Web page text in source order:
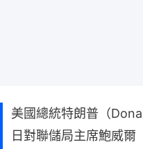
美國總統特朗普（
日對聯儲局主席鮑威